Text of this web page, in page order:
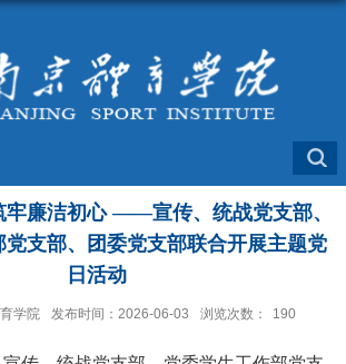
牢廉洁初心 ——宣传、统战党支部、
党支部、团委党支部联合开展主题党
日活动
学院 发布时间：2026-06-03 浏览次数： 190